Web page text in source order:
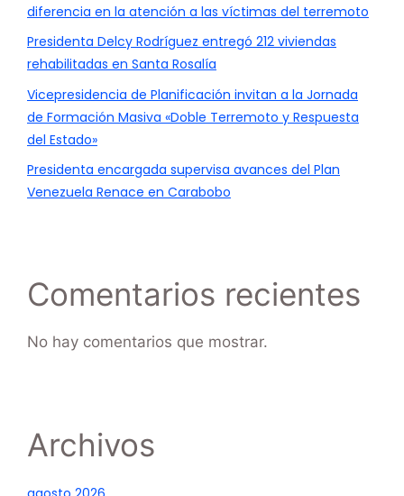
diferencia en la atención a las víctimas del terremoto
Presidenta Delcy Rodríguez entregó 212 viviendas
rehabilitadas en Santa Rosalía
Vicepresidencia de Planificación invitan a la Jornada
de Formación Masiva «Doble Terremoto y Respuesta
del Estado»
Presidenta encargada supervisa avances del Plan
Venezuela Renace en Carabobo
Comentarios recientes
No hay comentarios que mostrar.
Archivos